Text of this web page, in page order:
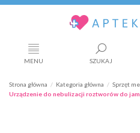
MENU SZUKAJ
Strona główna Kategoria główna Sprzęt
Urządzenie do nebulizacji roztworów do